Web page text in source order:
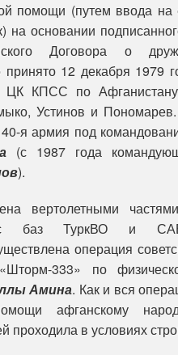
помощи (путем ввода на
на основании
Договора о
принято 12 декабря 1979
ЦК КПСС по
Устинов и
я армия под
(с 1987 года
).
вертолетными
с баз ТуркВО и
операция
333» по
Амина. Как и вся
афганскому
проходила в условиях